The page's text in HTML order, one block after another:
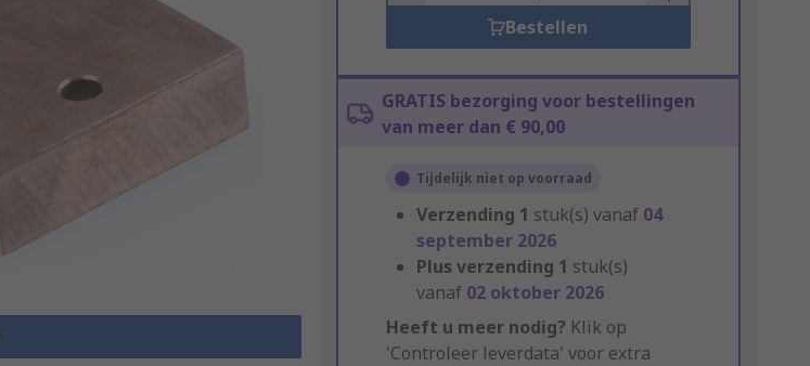
Bestellen
GRATIS bezorging voor bestellingen
van meer dan € 90,00
Tijdelijk niet op voorraad
Verzending 1 stuk(s) vanaf 04
september 2026
Plus verzending 1 stuk(s)
vanaf 02 oktober 2026
Heeft u meer nodig? Klik op
'Controleer leverdata' voor extra